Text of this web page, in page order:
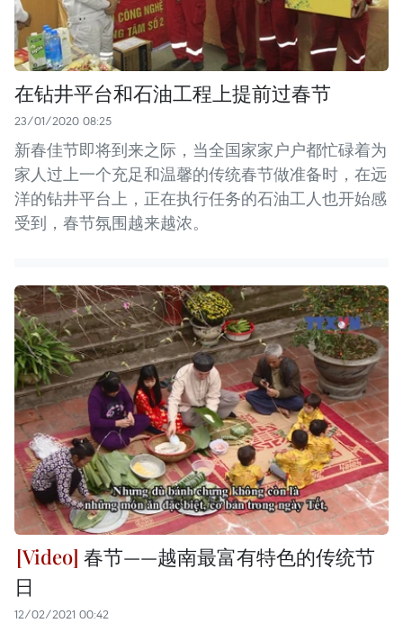
在钻井平台和石油工程上提前过春节
23/01/2020 08:25
新春佳节即将到来之际，当全国家家户户都忙碌着为
家人过上一个充足和温馨的传统春节做准备时，在远
洋的钻井平台上，正在执行任务的石油工人也开始感
受到，春节氛围越来越浓。
春节——越南最富有特色的传统节
日
12/02/2021 00:42